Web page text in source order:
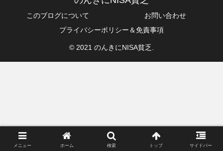
このブログについて
お問い合わせ
プライバシーポリシー＆免責事項
© 2021 のんきにNISA貧乏.
メニュー ホーム 検索 トップ サイドバー